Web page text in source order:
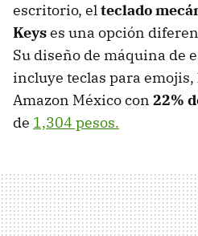
escritorio, elteclado
Keyses una opción
Su diseño de máquina de
incluye teclas para
Amazon México con 22%
de 1,304 pesos.